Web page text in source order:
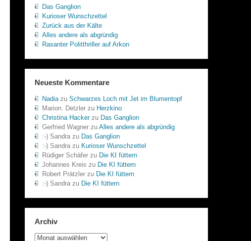
Das Ganglion
Kurioser Wunschzettel
Zurück aus der Kälte
Alles andere als abgründig
Rasanter Politthriller auf Arkon
Neueste Kommentare
Nadiazu Schwarzes Loch mit Jet im Blumentopf
Marion. Detzlerzu Herzkino
Christina Hackerzu Das Ganglion
Gerfried Wagnerzu Alles andere als abgründig
:-) Sandrazu Das Ganglion
:-) Sandrazu Kurioser Wunschzettel
Rüdiger Schäferzu Die KI füttern
Johannes Kreis zu Die KI füttern
Robert Prätzlerzu Die KI füttern
:-) Sandrazu Die KI füttern
Archiv
Archiv